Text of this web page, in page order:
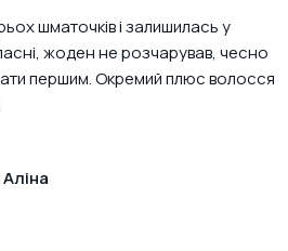
шматочків і залишилась у
жоден не розчарував, чесно
першим. Окремий плюс волосся